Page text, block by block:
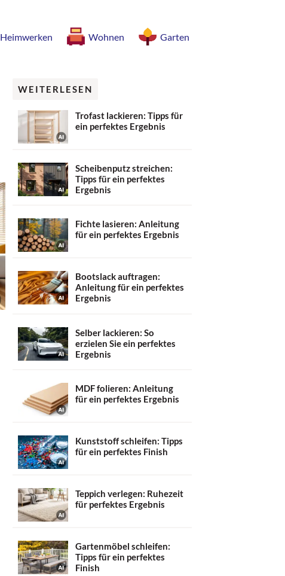
Heimwerken Wohnen Garten
WEITERLESEN
Trofast lackieren: Tipps für
ein perfektes Ergebnis
Scheibenputz streichen:
Tipps für ein perfektes
Ergebnis
Fichte lasieren: Anleitung
für ein perfektes Ergebnis
Bootslack auftragen:
Anleitung für ein perfektes
Ergebnis
Selber lackieren: So
erzielen Sie ein perfektes
Ergebnis
MDF folieren: Anleitung
für ein perfektes Ergebnis
Kunststoff schleifen: Tipps
für ein perfektes Finish
Teppich verlegen: Ruhezeit
für perfektes Ergebnis
Gartenmöbel schleifen:
Tipps für ein perfektes
Finish